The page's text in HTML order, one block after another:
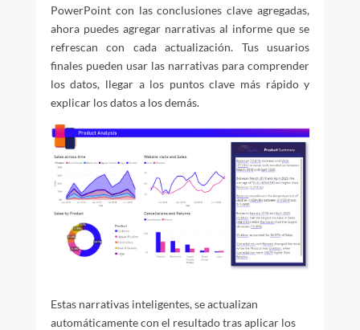
PowerPoint con las conclusiones clave agregadas,
ahora puedes agregar narrativas al informe que se
refrescan con cada actualización. Tus usuarios
finales pueden usar las narrativas para comprender
los datos, llegar a los puntos clave más rápido y
explicar los datos a los demás.
Estas narrativas inteligentes, se actualizan
automáticamente con el resultado tras aplicar los